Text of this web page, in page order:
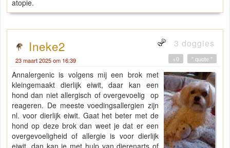
atopie.
Ineke2 3 doggies
23 maart 2025 om 16:39 " quote "
+0
Annalergenic is volgens mij een brok met
kleingemaakt dierlijk eiwit, daar kan een
hond dan niet allergisch of overgevoelig op
reageren. De meeste voedingsallergien zijn
nl. voor dierlijk eiwit. Gaat het beter met de
hond op deze brok dan weet je dat er een
overgevoeligheid of allergie is voor dierlijk